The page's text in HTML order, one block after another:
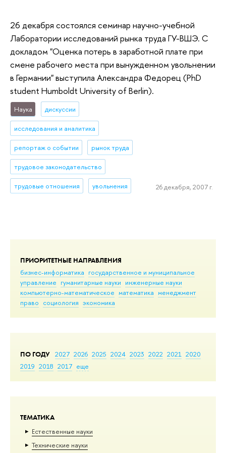
ПРИОРИТЕТНЫЕ НАПРАВЛЕНИЯ
бизнес-информатика государственное и муниципальное
управление гуманитарные науки инженерные науки
компьютерно-математическое математика менеджмент
право социология экономика
ПО ГОДУ 2027 2026 2025 2024 2023 2022 2021 2020
2019 2018 2017 еще
ТЕМАТИКА
Естественные науки
Тех­ничес­кие науки
26 декабря состоялся семинар научно-учебной
Лаборатории исследований рынка труда ГУ-ВШЭ. C
докладом "Оценка потерь в заработной плате при
смене рабочего места при вынужденном увольнении
в Германии" выступила Александра Федорец (PhD
student Humboldt University of Berlin).
Наука дискуссии
исследования и аналитика
репортаж о событии рынок труда
трудовое законодательство
трудовые отношения увольнения 26 декабря, 2007 г.